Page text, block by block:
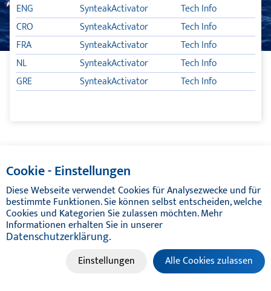
TLB FLEX
TEAK CLEANER
TIKALFLEX TSC – GARANTIE
TIKAL TEF-GEL
ΚΑΤΆΛΟΓΟΙ
ENG
SynteakActivator
Tech Info
CRO
SynteakActivator
Tech Info
FRA
SynteakActivator
Tech Info
NL
SynteakActivator
Tech Info
GRE
SynteakActivator Tech Info
© TIKAL MARINE SYSTEMS 2024 | ALL RIGHTS RESERVED
Cookie - Einstellungen
Diese Webseite verwendet Cookies für Analysezwecke und für
bestimmte Funktionen. Sie können selbst entscheiden, welche
Cookies und Kategorien Sie zulassen möchten. Mehr
Informationen erhalten Sie in unserer
Datenschutzerklärung.
Einstellungen Alle Cookies zulassen